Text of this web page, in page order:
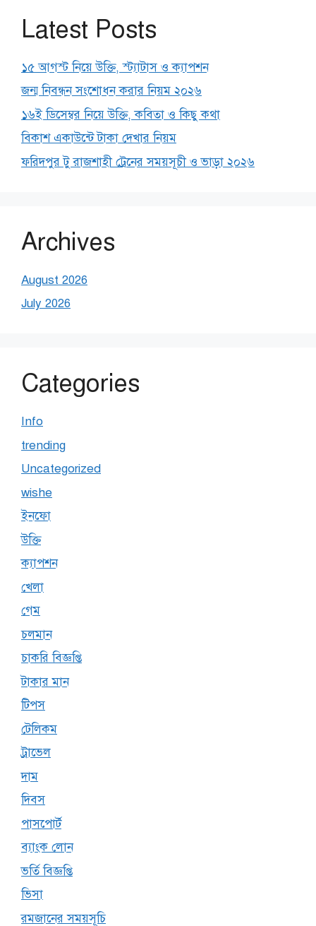
Latest Posts
১৫ আগস্ট নিয়ে উক্তি, স্ট্যাটাস ও ক্যাপশন
জন্ম নিবন্ধন সংশোধন করার নিয়ম ২০২৬
১৬ই ডিসেম্বর নিয়ে উক্তি, কবিতা ও কিছু কথা
বিকাশ একাউন্টে টাকা দেখার নিয়ম
ফরিদপুর টু রাজশাহী ট্রেনের সময়সূচী ও ভাড়া ২০২৬
Archives
August 2026
July 2026
Categories
Info
trending
Uncategorized
wishe
ইনফো
উক্তি
ক্যাপশন
খেলা
গেম
চলমান
চাকরি বিজ্ঞপ্তি
টাকার মান
টিপস
টেলিকম
ট্রাভেল
দাম
দিবস
পাসপোর্ট
ব্যাংক লোন
ভর্তি বিজ্ঞপ্তি
ভিসা
রমজানের সময়সূচি